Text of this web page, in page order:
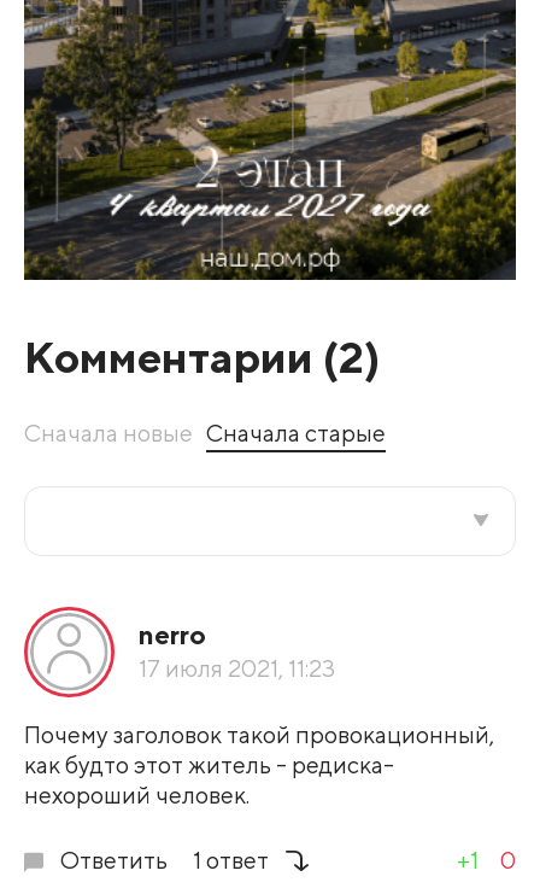
Комментарии (2)
Сначала новые Сначала старые
По рейтингу
Развернуть все
nerro
17 июля 2021, 11:23
Почему заголовок такой провокационный,
как будто этот житель - редиска-
нехороший человек.
Ответить 1 ответ +1 0